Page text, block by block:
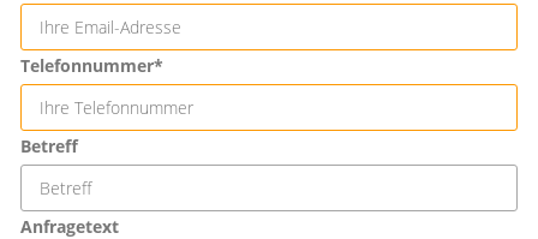
Telefonnummer*
Betreff
Anfragetext